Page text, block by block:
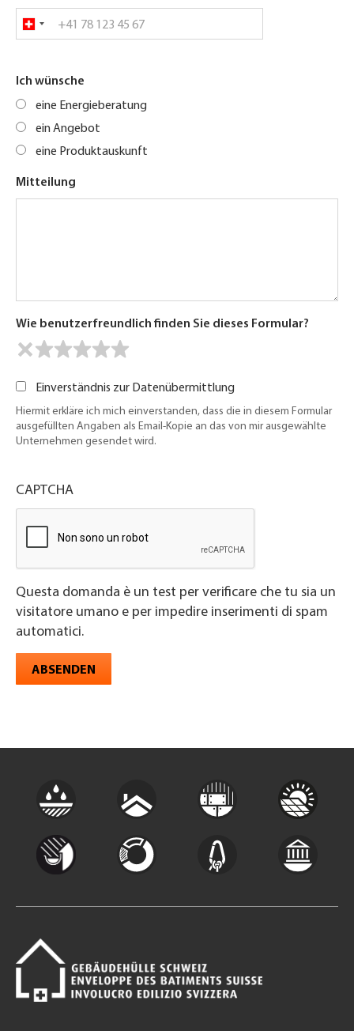
Ich wünsche
eine Energieberatung
ein Angebot
eine Produktauskunft
Mitteilung
Wie benutzerfreundlich finden Sie dieses Formular?
Einverständnis zur Datenübermittlung
Hiermit erkläre ich mich einverstanden, dass die in diesem Formular
ausgefüllten Angaben als Email-Kopie an das von mir ausgewählte
Unternehmen gesendet wird.
CAPTCHA
Questa domanda è un test per verificare che tu sia un
visitatore umano e per impedire inserimenti di spam
automatici.
ABSENDEN